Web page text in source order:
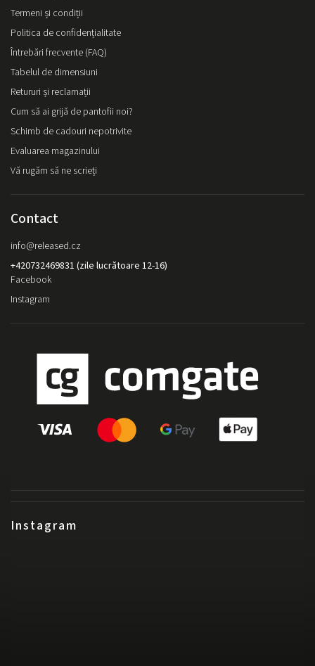
Instagram
Termeni și condiții
Politica de confidențialitate
Întrebări frecvente (FAQ)
Tabelul de dimensiuni
Retururi și reclamații
Cum să ai grijă de pantofii noi?
Schimb de cadouri nepotrivite
Evaluarea magazinului
Vă rugăm să ne scrieți
Contact
info@released.cz
+420732469831 (zile lucrătoare 12-16)
Facebook
Instagram